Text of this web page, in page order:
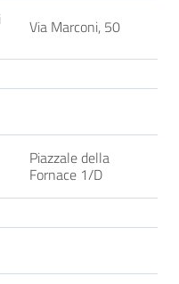
Via Marconi, 50
Piazzale della
Fornace 1/D